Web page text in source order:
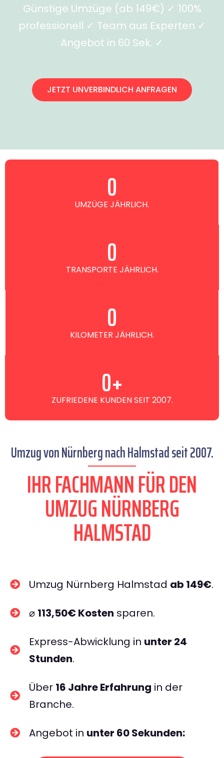
Günstige Umzüge (ab 149€) ✓ 100%
professionell ✓ Team aus Experten ✓
Angebot in 60 Sek. ✓
JETZT UNVERBINDLICH ANFRAGEN
UMZÜGE JÄHRLICH.
0
TRANSPORTE JÄHRLICH.
0
KILOMETER JÄHRLICH.
0
ZUFRIEDENE KUNDEN SEIT 2007.
0+
Umzug von Nürnberg nach Halmstad seit 2007.
IHR FACHMANN FÜR DEN
UMZUG NÜRNBERG
HALMSTAD
Umzug Nürnberg Halmstad ab 149€.
⌀ 113,50€ Kosten sparen.
Express-Abwicklung in unter 24
Stunden.
Über 16 Jahre Erfahrung in der
Branche.
Angebot in unter 60 Sekunden: